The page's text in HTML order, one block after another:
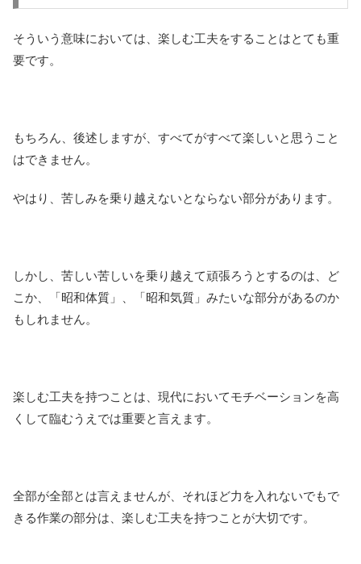
そういう意味においては、楽しむ工夫をすることはとても重
要です。
もちろん、後述しますが、すべてがすべて楽しいと思うこと
はできません。
やはり、苦しみを乗り越えないとならない部分があります。
しかし、苦しい苦しいを乗り越えて頑張ろうとするのは、ど
こか、「昭和体質」、「昭和気質」みたいな部分があるのか
もしれません。
楽しむ工夫を持つことは、現代においてモチベーションを高
くして臨むうえでは重要と言えます。
全部が全部とは言えませんが、それほど力を入れないでもで
きる作業の部分は、楽しむ工夫を持つことが大切です。